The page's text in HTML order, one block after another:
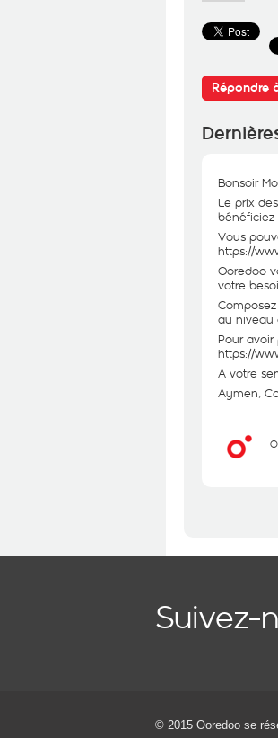
Répondre
Bonsoir
Le prix
bénéficiez
Vous
https://
Ooredoo
votre
au niveau
Pour
https://
A votre
Aymen,
Suivez-
© 2015 Ooredoo se